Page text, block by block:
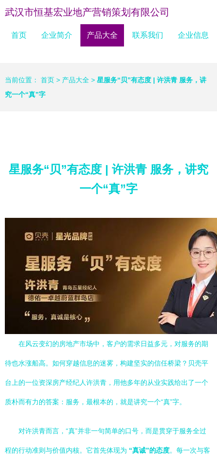
武汉市恒基宏业地产营销策划有限公司
首页 企业简介 产品大全 联系我们 企业信息
当前位置： 首页 > 产品大全 > 星服务“贝”有态度 | 许洪青 服务，讲
究一个“真”字
星服务“贝”有态度 | 许洪青 服务，讲究
一个“真”字
在风云变幻的房地产市场中，客户的需求日益多元，对服务的期
待也水涨船高。如何穿越信息的迷雾，构建坚实的信任桥梁？贝壳平
台上的一位资深房产经纪人许洪青，用他多年的从业实践给出了一个
质朴而有力的答案：服务，最根本的，就是讲究一个“真”字。
对许洪青而言，“真”并非一句简单的口号，而是贯穿于服务全过
程的行动准则与价值内核。它首先体现为 “真诚”的态度。每一次与客